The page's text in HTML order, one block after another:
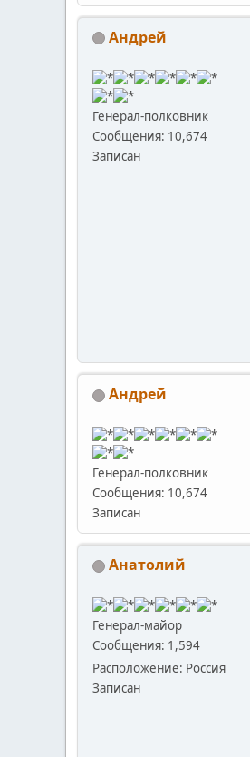
Андрей
Генерал-полковник
Сообщения: 10,674
Записан
Андрей
Генерал-полковник
Сообщения: 10,674
Записан
Анатолий
Генерал-майор
Сообщения: 1,594
Расположение: Россия
Записан